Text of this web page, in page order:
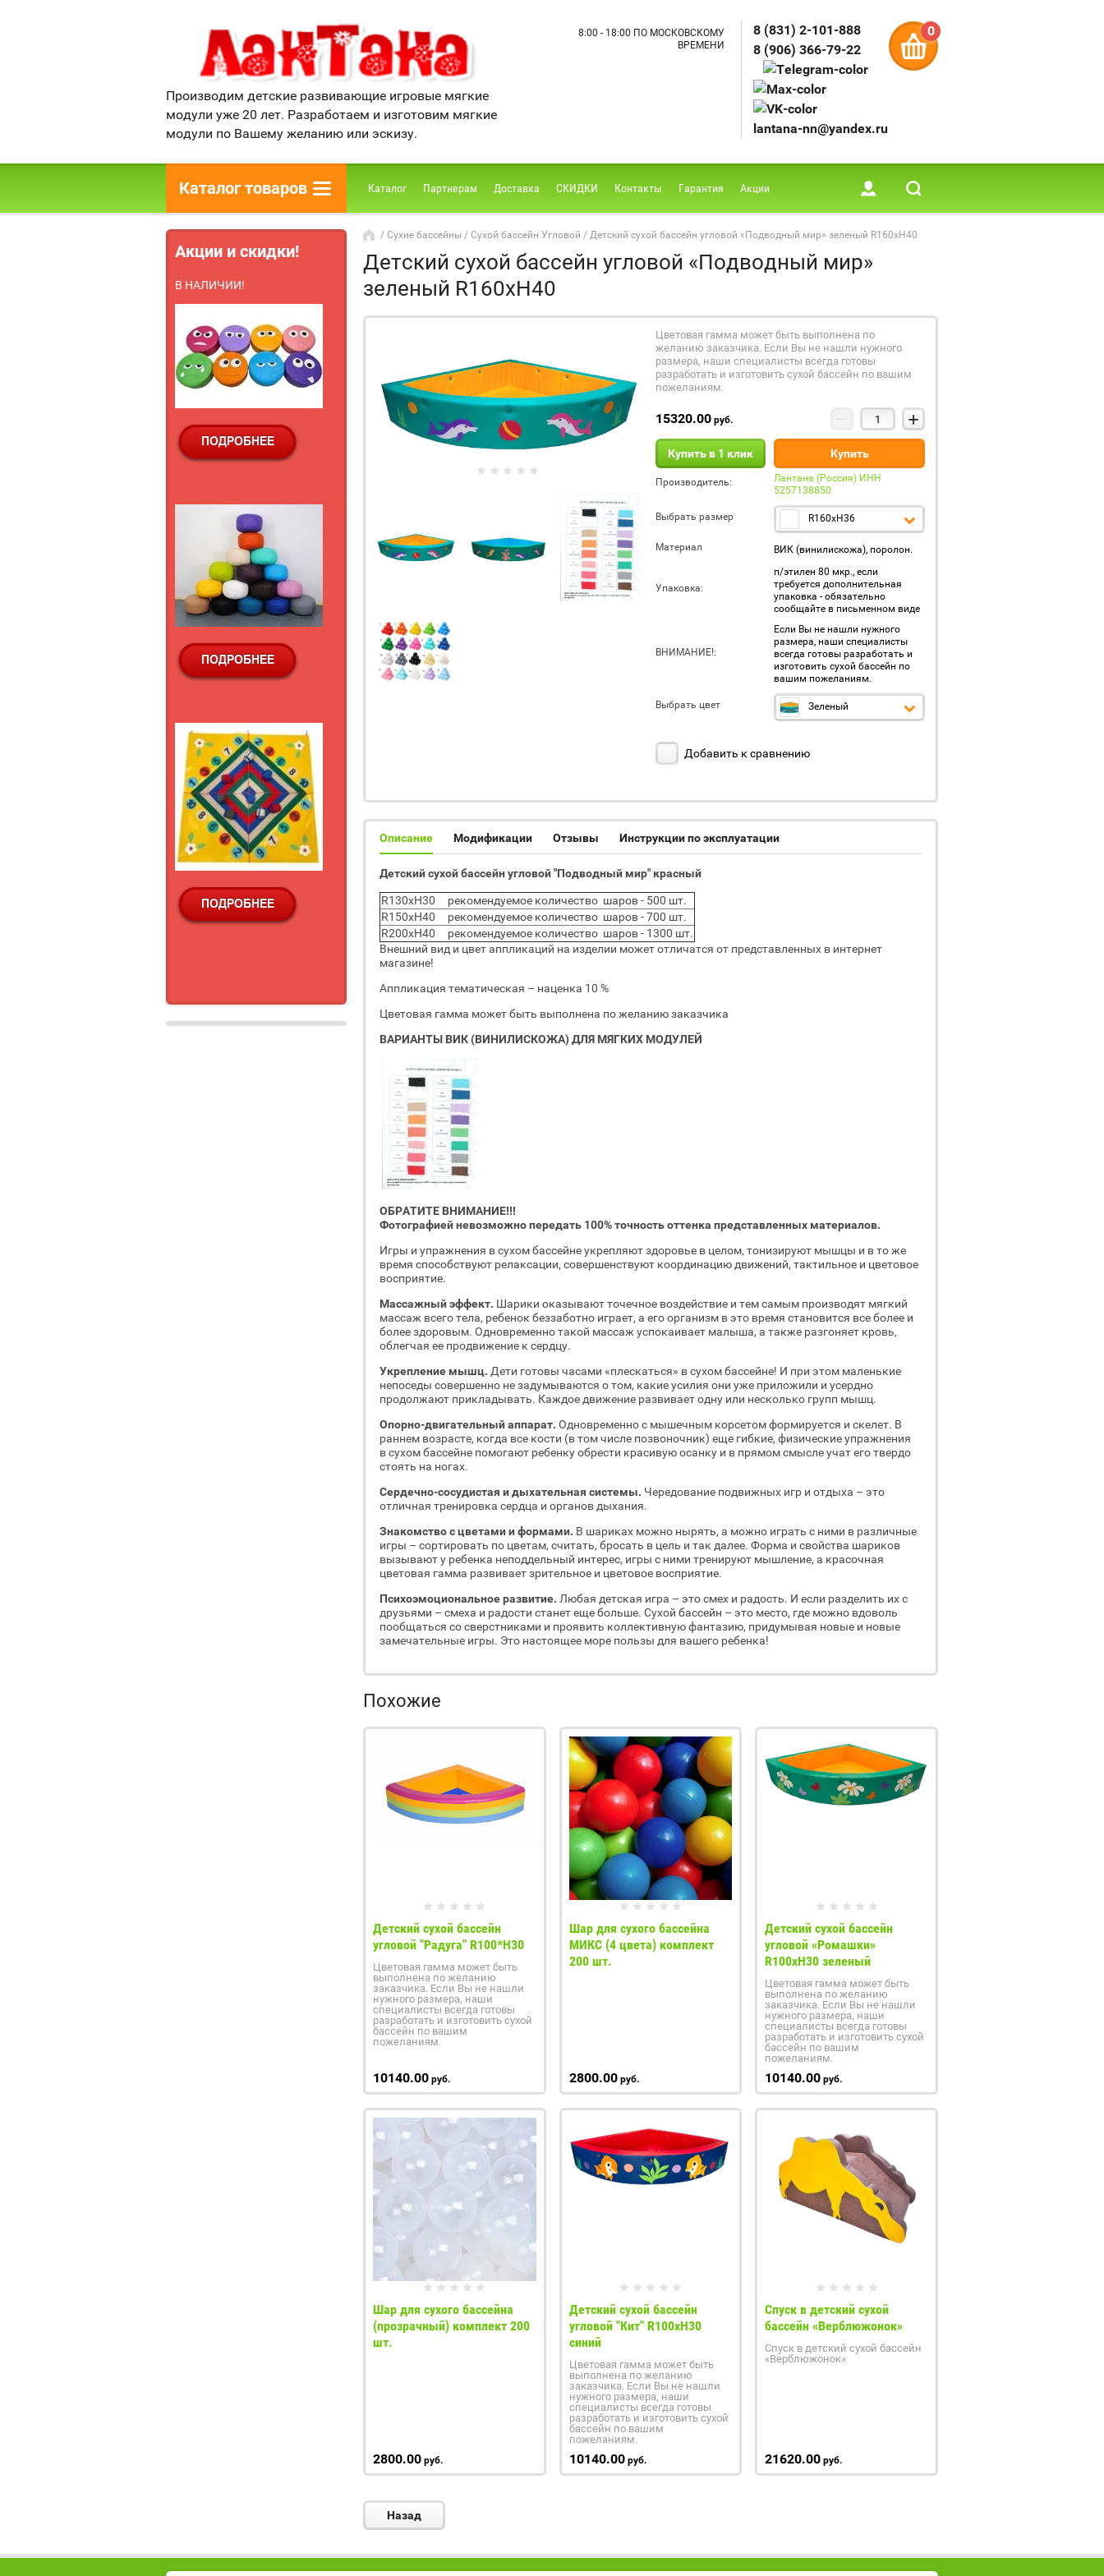
Производим детские развивающие игровые мягкие
модули уже 20 лет. Разработаем и изготовим мягкие
модули по Вашему желанию или эскизу.
8:00 - 18:00 ПО МОСКОВСКОМУ
ВРЕМЕНИ
8 (831) 2-101-888
8 (906) 366-79-22
lantana-nn@yandex.ru
0
Каталог товаров Каталог Партнерам Доставка СКИДКИ Контакты Гарантия Акции
Акции и скидки!
В НАЛИЧИИ!
/ Сухие бассейны / Сухой бассейн Угловой / Детский сухой бассейн угловой «Подводный мир» зеленый R160xH40
Детский сухой бассейн угловой «Подводный мир»
зеленый R160xH40
Цветовая гамма может быть выполнена по
желанию заказчика. Если Вы не нашли нужного
размера, наши специалисты всегда готовы
разработать и изготовить сухой бассейн по вашим
пожеланиям.
15320.00 руб. − +
Купить в 1 клик Купить
Производитель:
Лантана (Россия) ИНН
5257138850
Выбрать размер R160xH36
Материал ВИК (винилискожа), поролон.
Упаковка:
п/этилен 80 мкр., если
требуется дополнительная
упаковка - обязательно
сообщайте в письменном виде
ВНИМАНИЕ!:
Если Вы не нашли нужного
размера, наши специалисты
всегда готовы разработать и
изготовить сухой бассейн по
вашим пожеланиям.
Выбрать цвет Зеленый
Добавить к сравнению
Описание Модификации Отзывы Инструкции по эксплуатации
Детский сухой бассейн угловой "Подводный мир" красный
R130xH30 рекомендуемое количество шаров - 500 шт.
R150xH40 рекомендуемое количество шаров - 700 шт.
R200xH40 рекомендуемое количество шаров - 1300 шт.
Внешний вид и цвет аппликаций на изделии может отличатся от представленных в интернет
магазине!
Аппликация тематическая – наценка 10 %
Цветовая гамма может быть выполнена по желанию заказчика
ВАРИАНТЫ ВИК (ВИНИЛИСКОЖА) ДЛЯ МЯГКИХ МОДУЛЕЙ
ОБРАТИТЕ ВНИМАНИЕ!!!
Фотографией невозможно передать 100% точность оттенка представленных материалов.
Игры и упражнения в сухом бассейне укрепляют здоровье в целом, тонизируют мышцы и в то же
время способствуют релаксации, совершенствуют координацию движений, тактильное и цветовое
восприятие.
Массажный эффект. Шарики оказывают точечное воздействие и тем самым производят мягкий
массаж всего тела, ребенок беззаботно играет, а его организм в это время становится все более и
более здоровым. Одновременно такой массаж успокаивает малыша, а также разгоняет кровь,
облегчая ее продвижение к сердцу.
Укрепление мышц. Дети готовы часами «плескаться» в сухом бассейне! И при этом маленькие
непоседы совершенно не задумываются о том, какие усилия они уже приложили и усердно
продолжают прикладывать. Каждое движение развивает одну или несколько групп мышц.
Опорно-двигательный аппарат. Одновременно с мышечным корсетом формируется и скелет. В
раннем возрасте, когда все кости (в том числе позвоночник) еще гибкие, физические упражнения
в сухом бассейне помогают ребенку обрести красивую осанку и в прямом смысле учат его твердо
стоять на ногах.
Сердечно-сосудистая и дыхательная системы. Чередование подвижных игр и отдыха – это
отличная тренировка сердца и органов дыхания.
Знакомство с цветами и формами. В шариках можно нырять, а можно играть с ними в различные
игры – сортировать по цветам, считать, бросать в цель и так далее. Форма и свойства шариков
вызывают у ребенка неподдельный интерес, игры с ними тренируют мышление, а красочная
цветовая гамма развивает зрительное и цветовое восприятие.
Психоэмоциональное развитие. Любая детская игра – это смех и радость. И если разделить их с
друзьями – смеха и радости станет еще больше. Сухой бассейн – это место, где можно вдоволь
пообщаться со сверстниками и проявить коллективную фантазию, придумывая новые и новые
замечательные игры. Это настоящее море пользы для вашего ребенка!
Похожие
Детский сухой бассейн
угловой "Радуга" R100*H30
Цветовая гамма может быть
выполнена по желанию
заказчика. Если Вы не нашли
нужного размера, наши
специалисты всегда готовы
разработать и изготовить сухой
бассейн по вашим
пожеланиям.
10140.00 руб.
Шар для сухого бассейна
МИКС (4 цвета) комплект
200 шт.
2800.00руб.
Детский сухой бассейн
угловой «Ромашки»
R100xH30 зеленый
Цветовая гамма может быть
выполнена по желанию
заказчика. Если Вы не нашли
нужного размера, наши
специалисты всегда готовы
разработать и изготовить сухой
бассейн по вашим
пожеланиям.
10140.00 руб.
Шар для сухого бассейна
(прозрачный) комплект 200
шт.
2800.00 руб.
Детский сухой бассейн
угловой "Кит" R100xH30
синий
Цветовая гамма может быть
выполнена по желанию
заказчика. Если Вы не нашли
нужного размера, наши
специалисты всегда готовы
разработать и изготовить сухой
бассейн по вашим
пожеланиям.
10140.00руб.
Спуск в детский сухой
бассейн «Верблюжонок»
Спуск в детский сухой бассейн
«Верблюжонок»
21620.00 руб.
Назад